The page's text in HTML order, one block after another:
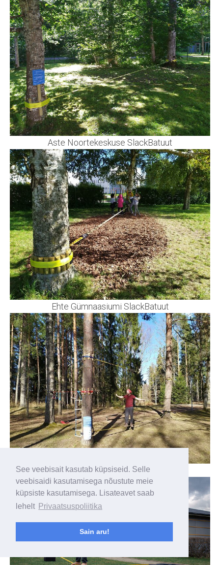
See veebisait kasutab küpsiseid. Selle
veebisaidi kasutamisega nõustute meie
küpsiste kasutamisega. Lisateavet saab
lehelt Privaatsuspoliitika
Sain aru!
Aste Noortekeskuse SlackBatuut
Ehte Gümnaasiumi SlackBatuut
Tõrva Gümnaasiumi tasakaalupark